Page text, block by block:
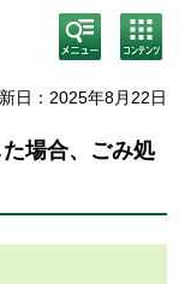
検
索・
メニ
コン
テン
ニュ
日：2025年8月22日
場合、ごみ処